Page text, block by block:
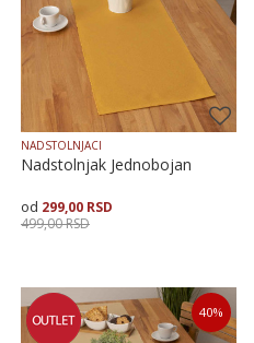
NADSTOLNJACI
Nadstolnjak Jednobojan
299,00 RSD
499,00RSD
Veličina
35X135 50X90
Dodaj u korpu
40%